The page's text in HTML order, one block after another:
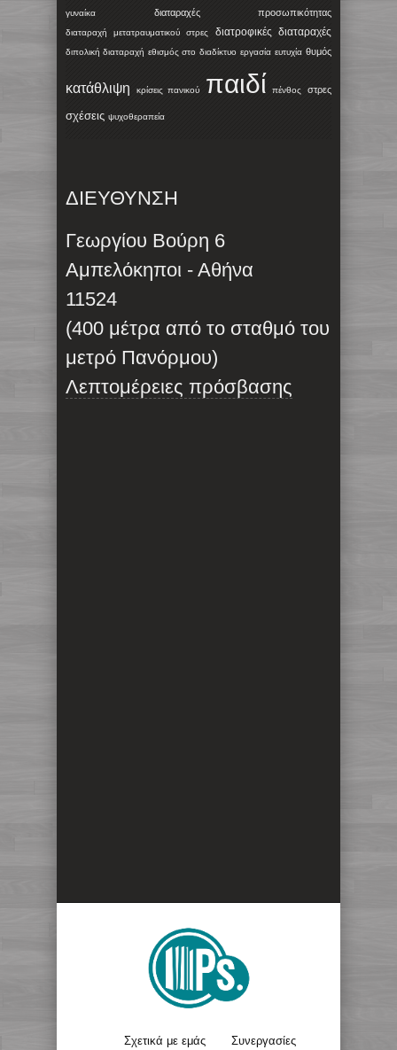
γυναίκα διαταραχές προσωπικότητας
διαταραχή μετατραυματικού στρες διατροφικές διαταραχές
διπολική διαταραχή εθισμός στο διαδίκτυο εργασία ευτυχία θυμός
κατάθλιψη κρίσεις πανικού παιδί πένθος στρες
σχέσεις ψυχοθεραπεία
ΔΙΕΥΘΥΝΣΗ
Γεωργίου Βούρη 6
Αμπελόκηποι - Αθήνα
11524
(400 μέτρα από το σταθμό του
μετρό Πανόρμου)
Λεπτομέρειες πρόσβασης
Σχετικά με εμάς Συνεργασίες